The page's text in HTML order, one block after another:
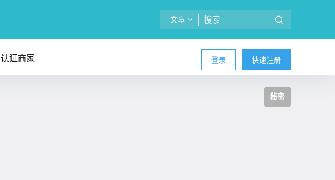
文章
登录 快速注册
认证商家
秘密